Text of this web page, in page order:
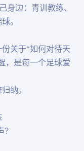
身边：青训教练、
。
关于“如何对待天
，是每一个足球爱
纳。